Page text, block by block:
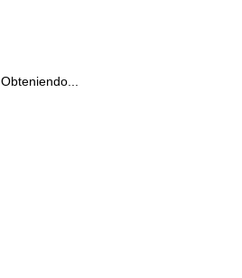
Obteniendo...